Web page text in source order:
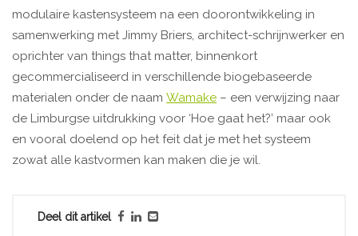
modulaire kastensysteem na een doorontwikkeling in
samenwerking met Jimmy Briers, architect-schrijnwerker en
oprichter van things that matter, binnenkort
gecommercialiseerd in verschillende biogebaseerde
materialen onder de naam Wamake – een verwijzing naar
de Limburgse uitdrukking voor ‘Hoe gaat het?’ maar ook
en vooral doelend op het feit dat je met het systeem
zowat alle kastvormen kan maken die je wil.
Deel dit artikel